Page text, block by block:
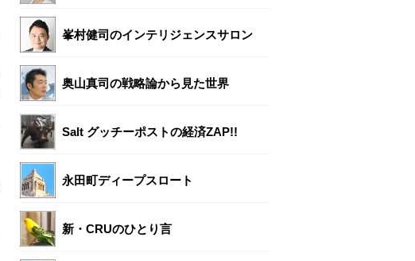
峯村健司のインテリジェンスサロン
奥山真司の戦略論から見た世界
Salt グッチーポストの経済ZAP!!
永田町ディープスロート
新・CRUのひとり言